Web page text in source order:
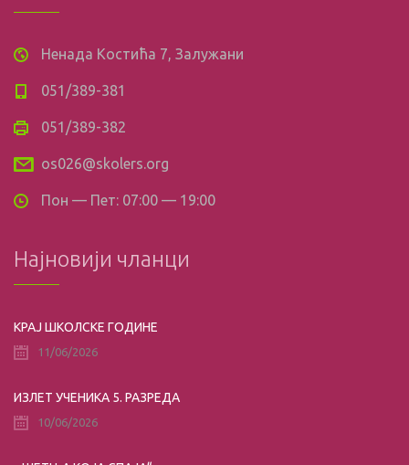
Ненада Костића 7, Залужани
051/389-381
051/389-382
os026@skolers.org
Пон — Пет: 07:00 — 19:00
Најновији чланци
КРАЈ ШКОЛСКЕ ГОДИНЕ
11/06/2026
ИЗЛЕТ УЧЕНИКА 5. РАЗРЕДА
10/06/2026